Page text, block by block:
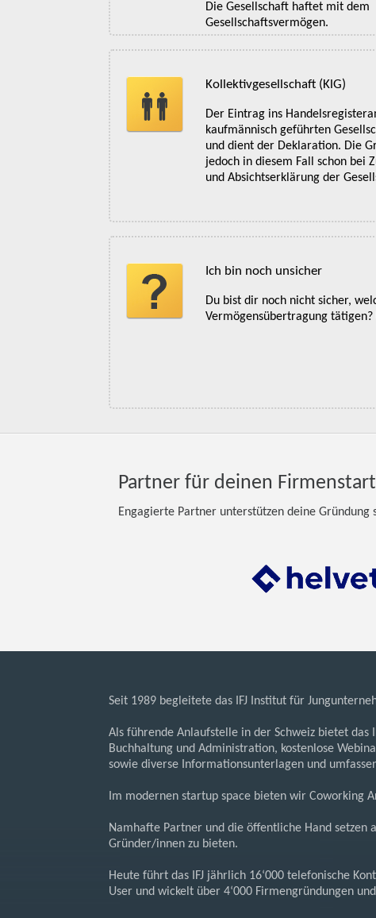
Die Gesellschaft haftet mit dem
Gesellschaftsvermögen.
Kollektivgesellschaft (KlG)
Der Eintrag ins
kaufmännisch geführten
und dient der Deklaration. Die
jedoch in diesem Fall schon bei
und Absichtserklärung der
Ich bin noch unsicher
Du bist dir noch nicht sicher,
Vermögensübertragung
Partner für deinen Firmenstart
Engagierte Partner unterstützen deine
Seit 1989 begleitete das IFJ Institut für
Als führende Anlaufstelle in der Schweiz bietet das
Buchhaltung und Administration, kostenlose
sowie diverse Informationsunterlagen und
Im modernen startup space bieten wir Coworking
Namhafte Partner und die öffentliche Hand setzen
Gründer/innen zu bieten.
Heute führt das IFJ jährlich 16‘000 telefonische
User und wickelt über 4‘000 Firmengründungen